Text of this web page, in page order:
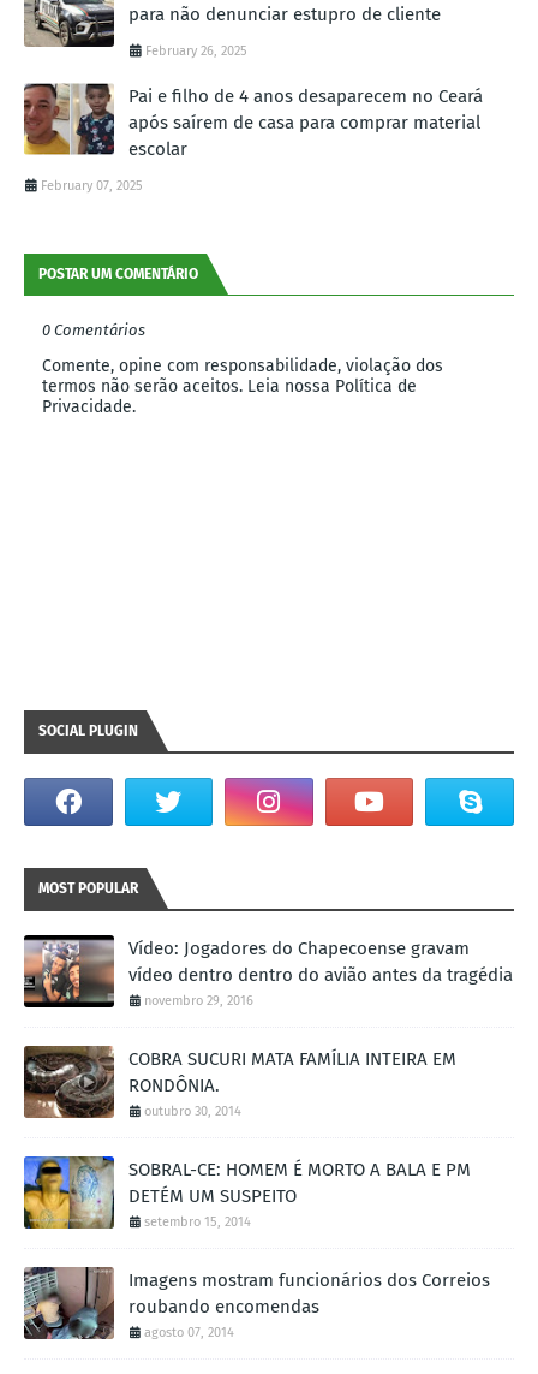
para não denunciar estupro de cliente
February 26, 2025
Pai e filho de 4 anos desaparecem no Ceará
após saírem de casa para comprar material
escolar
February 07, 2025
POSTAR UM COMENTÁRIO
0 Comentários
Comente, opine com responsabilidade, violação dos
termos não serão aceitos. Leia nossa Política de
Privacidade.
SOCIAL PLUGIN
MOST POPULAR
Vídeo: Jogadores do Chapecoense gravam
vídeo dentro dentro do avião antes da tragédia
novembro 29, 2016
COBRA SUCURI MATA FAMÍLIA INTEIRA EM
RONDÔNIA.
outubro 30, 2014
SOBRAL-CE: HOMEM É MORTO A BALA E PM
DETÉM UM SUSPEITO
setembro 15, 2014
Imagens mostram funcionários dos Correios
roubando encomendas
agosto 07, 2014